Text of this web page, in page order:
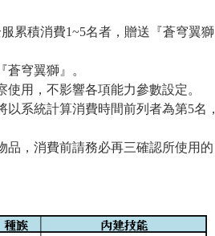
累積消費1~5名者，贈送『蒼穹翼獅
蒼穹翼獅』。
用，不影響各項能力參數設定。
系統計算消費時間前列者為第5名，
，消費前請務必再三確認所使用的